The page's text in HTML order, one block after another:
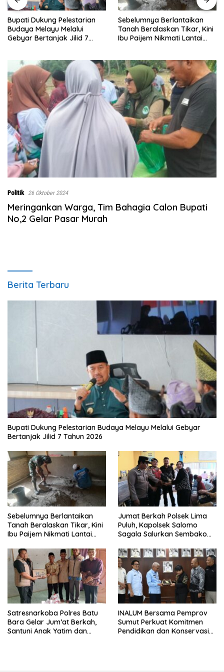
Sebelumnya Berlantaikan
Tanah Beralaskan Tikar, Kini
Ibu Paijem Nikmati Lantai
0208/Asahan
Jumat Berkah Polsek Lima
Puluh, Kapolsek Salomo
Sagala Salurkan Sembako
Politik 26 Oktober 2024
Meringankan Warga, Tim Bahagia Calon Bupati
No,2 Gelar Pasar Murah
Berita Terbaru
Bupati Dukung Pelestarian Budaya Melayu Melalui Gebyar
Bertanjak Jilid 7 Tahun 2026
Sebelumnya Berlantaikan
Tanah Beralaskan Tikar, Kini
Ibu Paijem Nikmati Lantai
Satgas TMMD Ke-129 Kodim
0208/Asahan
Jumat Berkah Polsek Lima
Puluh, Kapolsek Salomo
Sagala Salurkan Sembako
Gambus
Satresnarkoba Polres Batu
Bara Gelar Jum’at Berkah,
Santuni Anak Yatim dan
INALUM Bersama Pemprov
Sumut Perkuat Komitmen
Pendidikan dan Konservasi